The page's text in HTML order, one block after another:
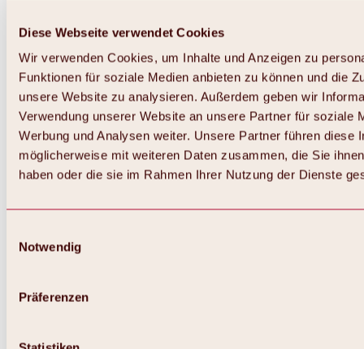
Diese Webseite verwendet Cookies
Wir verwenden Cookies, um Inhalte und Anzeigen zu
Funktionen für soziale Medien anbieten zu können und die
unsere Website zu analysieren. Außerdem geben wir
Verwendung unserer Website an unsere Partner für soziale
Werbung und Analysen weiter. Unsere Partner führen diese
möglicherweise mit weiteren Daten zusammen, die Sie
haben oder die sie im Rahmen Ihrer Nutzung der Dienste
Notwendig
Präferenzen